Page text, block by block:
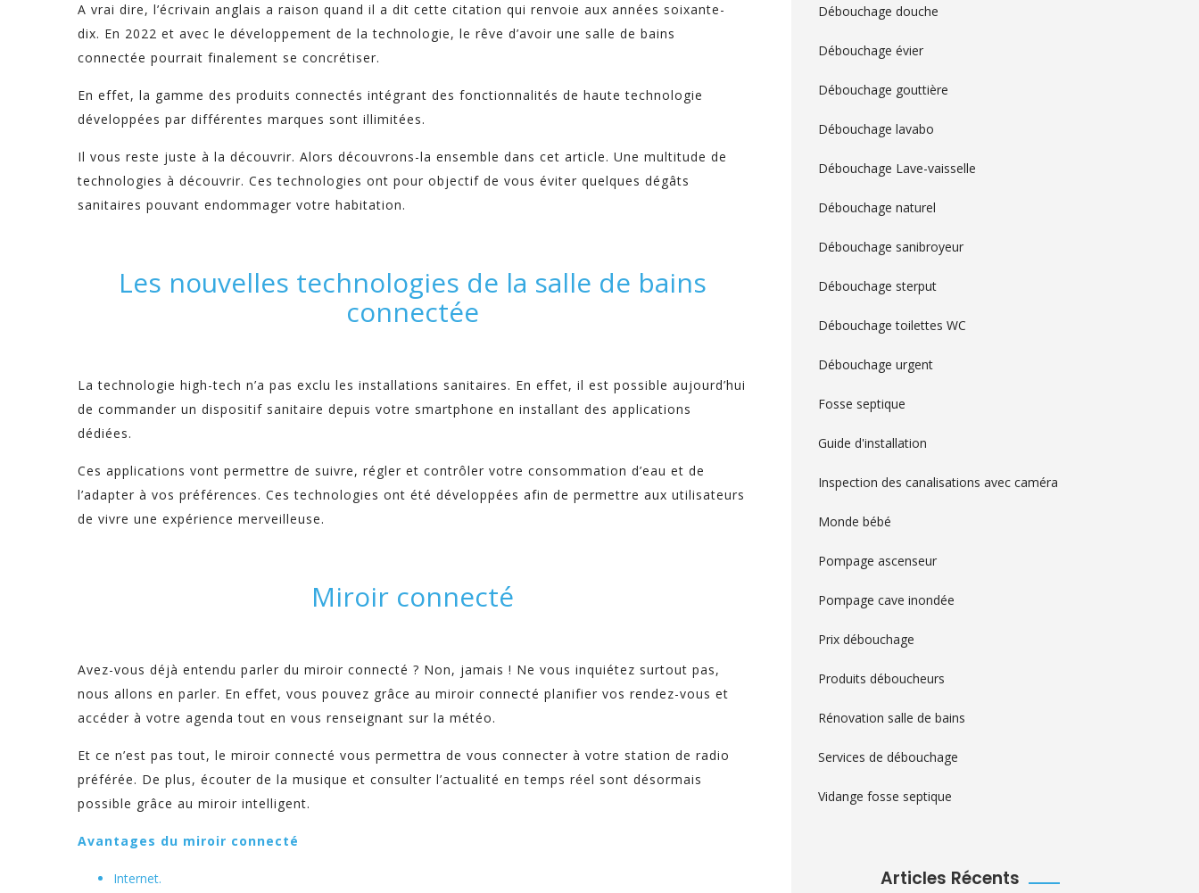
A vrai dire, l’écrivain anglais a raison quand il a dit cette citation qui renvoie aux années soixante-
dix. En 2022 et avec le développement de la technologie, le rêve d’avoir une salle de bains
connectée pourrait finalement se concrétiser.
En effet, la gamme des produits connectés intégrant des fonctionnalités de haute technologie
développées par différentes marques sont illimitées.
Il vous reste juste à la découvrir. Alors découvrons-la ensemble dans cet article. Une multitude de
technologies à découvrir. Ces technologies ont pour objectif de vous éviter quelques dégâts
sanitaires pouvant endommager votre habitation.
Les nouvelles technologies de la salle de bains
connectée
La technologie high-tech n’a pas exclu les installations sanitaires. En effet, il est possible aujourd’hui
de commander un dispositif sanitaire depuis votre smartphone en installant des applications
dédiées.
Ces applications vont permettre de suivre, régler et contrôler votre consommation d’eau et de
l’adapter à vos préférences. Ces technologies ont été développées afin de permettre aux utilisateurs
de vivre une expérience merveilleuse.
Miroir connecté
Avez-vous déjà entendu parler du miroir connecté ? Non, jamais ! Ne vous inquiétez surtout pas,
nous allons en parler. En effet, vous pouvez grâce au miroir connecté planifier vos rendez-vous et
accéder à votre agenda tout en vous renseignant sur la météo.
Et ce n’est pas tout, le miroir connecté vous permettra de vous connecter à votre station de radio
préférée. De plus, écouter de la musique et consulter l’actualité en temps réel sont désormais
possible grâce au miroir intelligent.
Avantages du miroir connecté
Internet.
Débouchage douche
Débouchage évier
Débouchage gouttière
Débouchage lavabo
Débouchage Lave-vaisselle
Débouchage naturel
Débouchage sanibroyeur
Débouchage sterput
Débouchage toilettes WC
Débouchage urgent
Fosse septique
Guide d'installation
Inspection des canalisations avec caméra
Monde bébé
Pompage ascenseur
Pompage cave inondée
Prix débouchage
Produits déboucheurs
Rénovation salle de bains
Services de débouchage
Vidange fosse septique
Articles Récents